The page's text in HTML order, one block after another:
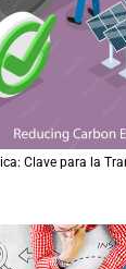
Clave para la